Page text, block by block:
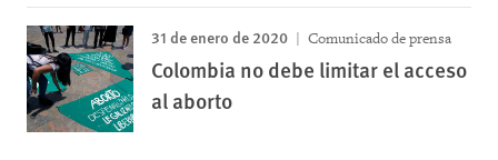
31 de enero de 2020 Comunicado de prensa
Colombia no debe limitar el acceso
al aborto